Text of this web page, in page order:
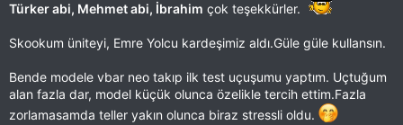
Türker abi, Mehmet abi, İbrahim çok teşekkürler.
Skookum üniteyi, Emre Yolcu kardeşimiz aldı.Güle güle kullansın.
Bende modele vbar neo takıp ilk test uçuşumu yaptım. Uçtuğum
alan fazla dar, model küçük olunca özelikle tercih ettim.Fazla
zorlamasamda teller yakın olunca biraz stressli oldu.